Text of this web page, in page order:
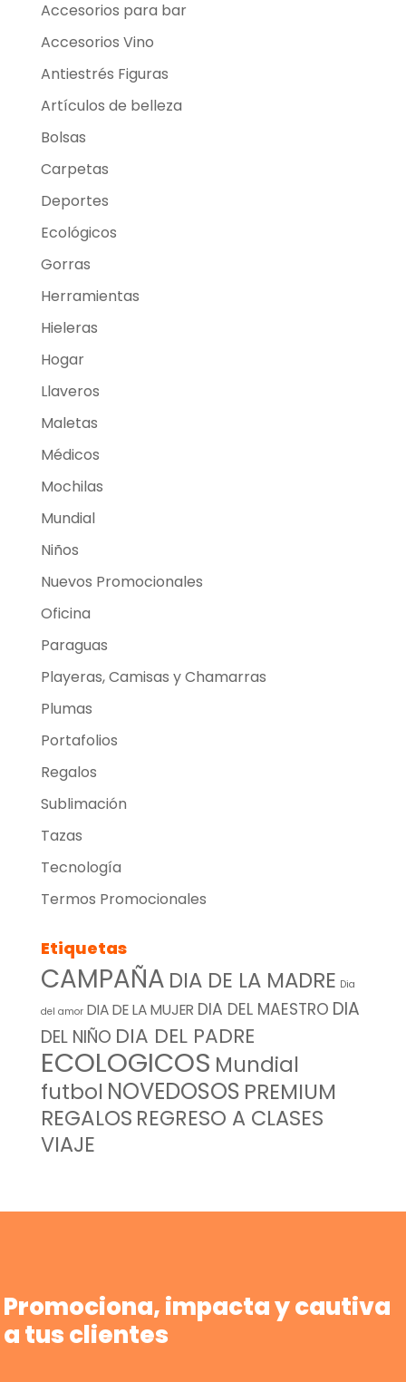
Accesorios para bar
Accesorios Vino
Antiestrés Figuras
Artículos de belleza
Bolsas
Carpetas
Deportes
Ecológicos
Gorras
Herramientas
Hieleras
Hogar
Llaveros
Maletas
Médicos
Mochilas
Mundial
Niños
Nuevos Promocionales
Oficina
Paraguas
Playeras, Camisas y Chamarras
Plumas
Portafolios
Regalos
Sublimación
Tazas
Tecnología
Termos Promocionales
Etiquetas
CAMPAÑA DIA DE LA MADRE Dia
del amor DIA DE LA MUJER DIA DEL MAESTRO DIA
DEL NIÑO DIA DEL PADRE
ECOLOGICOS Mundial
futbol NOVEDOSOS PREMIUM
REGALOS REGRESO A CLASES
VIAJE
Promociona, impacta y cautiva
a tus clientes